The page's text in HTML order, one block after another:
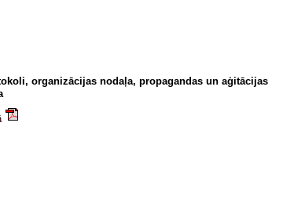
organizācijas nodaļa, propagandas un aģitācijas